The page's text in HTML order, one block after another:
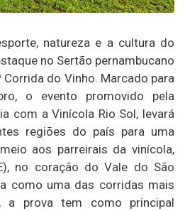
natureza e a cultura do
no Sertão pernambucano
do Vinho. Marcado para
o evento promovido pela
com a Vinícola Rio Sol, levará
regiões do país para uma
aos parreirais da vinícola,
no coração do Vale do São
como uma das corridas mais
a prova tem como principal